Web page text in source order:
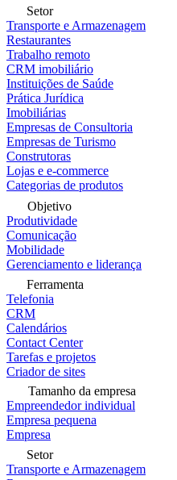
Setor
Transporte e Armazenagem
Restaurantes
Trabalho remoto
CRM imobiliário
Instituições de Saúde
Prática Jurídica
Imobiliárias
Empresas de Consultoria
Empresas de Turismo
Construtoras
Lojas e e-commerce
Categorias de produtos
Objetivo
Produtividade
Comunicação
Mobilidade
Gerenciamento e liderança
Ferramenta
Telefonia
CRM
Calendários
Contact Center
Tarefas e projetos
Criador de sites
Tamanho da empresa
Empreendedor individual
Empresa pequena
Empresa
Setor
Transporte e Armazenagem